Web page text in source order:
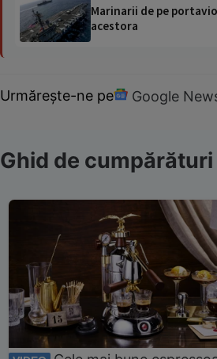
Marinarii de pe
acestora
Urmărește-ne pe Google
Ghid de cumpărături